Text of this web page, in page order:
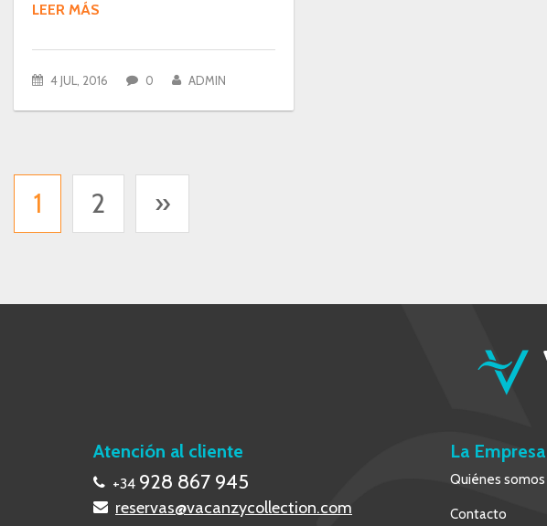
LEER MÁS
4 JUL, 2016 0 ADMIN
1 2 »
Atención al cliente
+34 928 867 945
reservas@vacanzycollection.com
La Empresa
Quiénes somos
Contacto